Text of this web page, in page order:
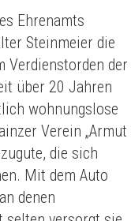
Ehrenamts
Steinmeier die
Verdienstorden der
über 20 Jahren
wohnungslose
Verein „Armut
die sich
Mit dem Auto
denen